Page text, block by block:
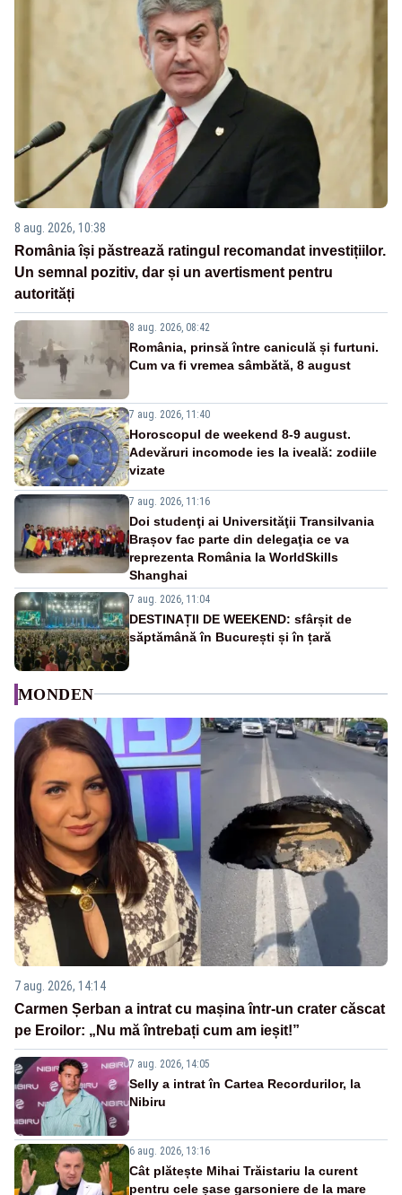
8 aug. 2026, 10:38
România își păstrează ratingul recomandat investițiilor.
Un semnal pozitiv, dar și un avertisment pentru
autorități
8 aug. 2026, 08:42
România, prinsă între caniculă și furtuni.
Cum va fi vremea sâmbătă, 8 august
7 aug. 2026, 11:40
Horoscopul de weekend 8-9 august.
Adevăruri incomode ies la iveală: zodiile
vizate
7 aug. 2026, 11:16
Doi studenţi ai Universităţii Transilvania
Brașov fac parte din delegaţia ce va
reprezenta România la WorldSkills
Shanghai
7 aug. 2026, 11:04
DESTINAȚII DE WEEKEND: sfârșit de
săptămână în București și în țară
MONDEN
7 aug. 2026, 14:14
Carmen Șerban a intrat cu mașina într-un crater căscat
pe Eroilor: „Nu mă întrebați cum am ieșit!”
7 aug. 2026, 14:05
Selly a intrat în Cartea Recordurilor, la
Nibiru
6 aug. 2026, 13:16
Cât plătește Mihai Trăistariu la curent
pentru cele șase garsoniere de la mare